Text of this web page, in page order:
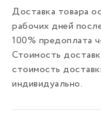
Доставка товара
рабочих дней
100% предоплата
Стоимость
стоимость
индивидуально.